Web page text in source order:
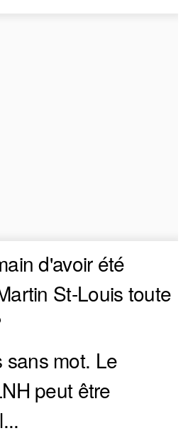
d'avoir été
St-Louis toute
sans mot. Le
peut être